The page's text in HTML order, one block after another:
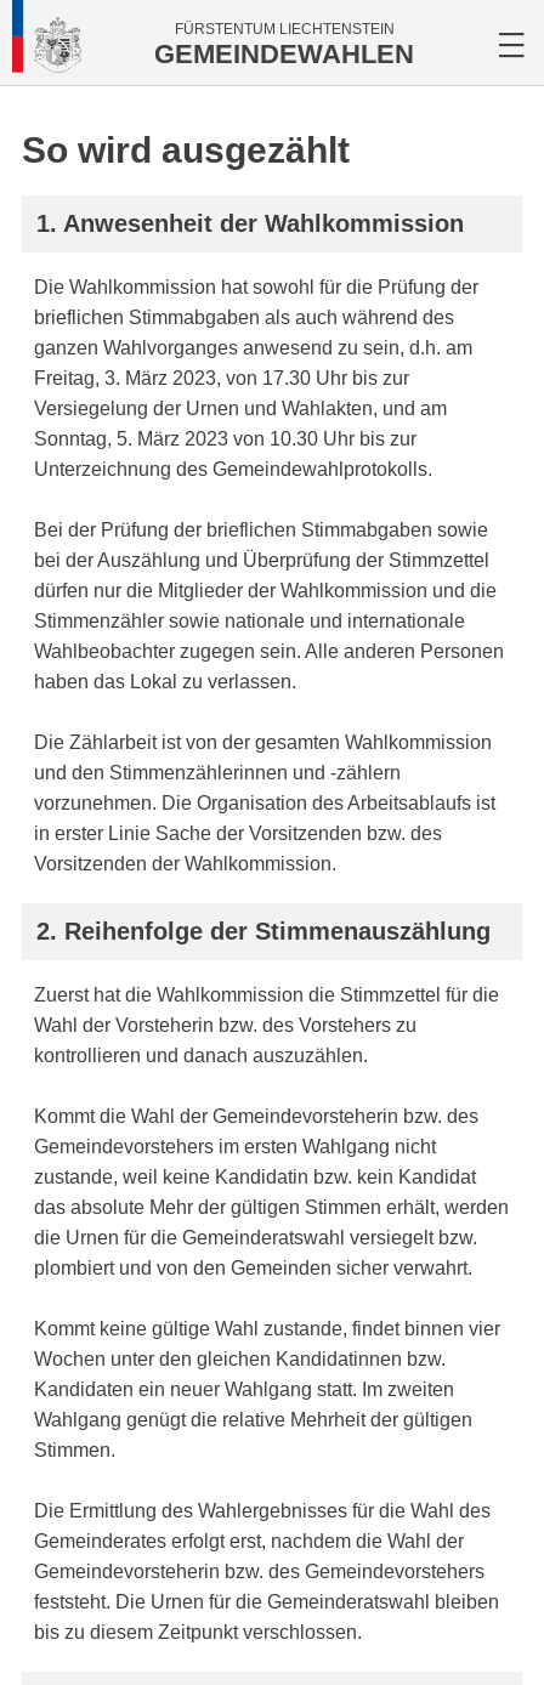
FÜRSTENTUM LIECHTENSTEIN
GEMEINDEWAHLEN
So wird ausgezählt
1. Anwesenheit der Wahlkommission
Die Wahlkommission hat sowohl für die Prüfung der
brieflichen Stimmabgaben als auch während des
ganzen Wahlvorganges anwesend zu sein, d.h. am
Freitag, 3. März 2023, von 17.30 Uhr bis zur
Versiegelung der Urnen und Wahlakten, und am
Sonntag, 5. März 2023 von 10.30 Uhr bis zur
Unterzeichnung des Gemeindewahlprotokolls.
Bei der Prüfung der brieflichen Stimmabgaben sowie
bei der Auszählung und Überprüfung der Stimmzettel
dürfen nur die Mitglieder der Wahlkommission und die
Stimmenzähler sowie nationale und internationale
Wahlbeobachter zugegen sein. Alle anderen Personen
haben das Lokal zu verlassen.
Die Zählarbeit ist von der gesamten Wahlkommission
und den Stimmenzählerinnen und -zählern
vorzunehmen. Die Organisation des Arbeitsablaufs ist
in erster Linie Sache der Vorsitzenden bzw. des
Vorsitzenden der Wahlkommission.
2. Reihenfolge der Stimmenauszählung
Zuerst hat die Wahlkommission die Stimmzettel für die
Wahl der Vorsteherin bzw. des Vorstehers zu
kontrollieren und danach auszuzählen.
Kommt die Wahl der Gemeindevorsteherin bzw. des
Gemeindevorstehers im ersten Wahlgang nicht
zustande, weil keine Kandidatin bzw. kein Kandidat
das absolute Mehr der gültigen Stimmen erhält, werden
die Urnen für die Gemeinderatswahl versiegelt bzw.
plombiert und von den Gemeinden sicher ver­wahrt.
Kommt keine gültige Wahl zustande, findet binnen vier
Wochen unter den gleichen Kandidatinnen bzw.
Kandidaten ein neuer Wahlgang statt. Im zweiten
Wahlgang genügt die relative Mehrheit der gültigen
Stimmen.
Die Ermittlung des Wahlergebnisses für die Wahl des
Gemeinderates erfolgt erst, nachdem die Wahl der
Gemeindevorsteherin bzw. des Gemeindevorstehers
feststeht. Die Urnen für die Gemeinderatswahl bleiben
bis zu diesem Zeitpunkt verschlossen.